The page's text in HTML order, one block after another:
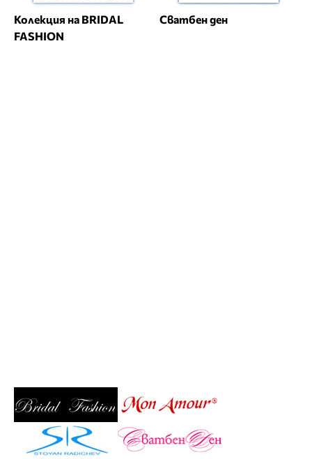
Колекция на BRIDAL
FASHION
Сватбен ден